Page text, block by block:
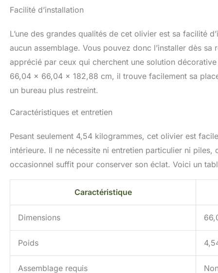
certifiés TÜV,
environnement
d'insérer les
d'arbre principal
salons,
parfait pour les
pendaison de
trouvé cette
Facilité d’installation
L’une des grandes qualités de cet olivier est sa facilité
aucun assemblage. Vous pouvez donc l’installer dès
apprécié par ceux qui cherchent une solution
66,04 x 66,04 x 182,88 cm, il trouve facilement sa
un bureau plus restreint.
Caractéristiques et entretien
Pesant seulement 4,54 kilogrammes, cet olivier est
intérieure. Il ne nécessite ni entretien particulier ni
occasionnel suffit pour conserver son éclat. Voici un
Caractéristique
Dimensions
Poids
Assemblage requis